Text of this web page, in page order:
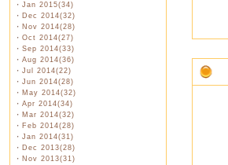
・ Jan 2015(34)
・ Dec 2014(32)
・ Nov 2014(28)
・ Oct 2014(27)
・ Sep 2014(33)
・ Aug 2014(36)
・ Jul 2014(22)
・ Jun 2014(28)
・ May 2014(32)
・ Apr 2014(34)
・ Mar 2014(32)
・ Feb 2014(28)
・ Jan 2014(31)
・ Dec 2013(28)
・ Nov 2013(31)